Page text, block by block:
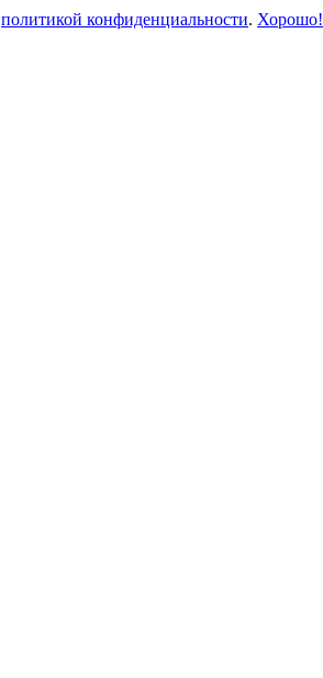
политикой конфиденциальности. Хорошо!